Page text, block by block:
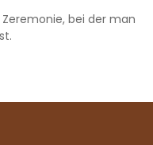
bei der man